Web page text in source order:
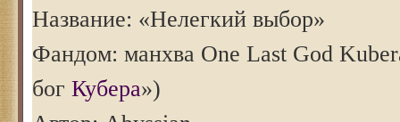
Название: «Нелегкий выбор»
Фандом: манхва One Last God
бог Кубера»)